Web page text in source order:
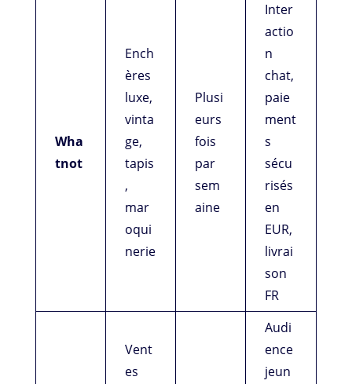
Wha
tnot
Ench
ères
luxe,
vinta
ge,
tapis
,
mar
oqui
nerie
Plusi
eurs
fois
par
sem
aine
Inter
actio
n
chat,
paie
ment
s
sécu
risés
en
EUR,
livrai
son
FR
Vent
es
Audi
ence
jeun